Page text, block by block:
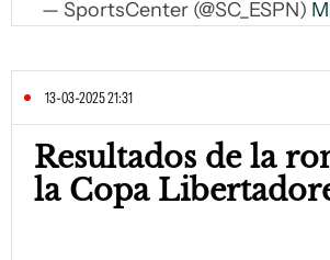
— SportsCenter (@SC_ESPN)
13-03-2025 21:31
Resultados de la
la Copa